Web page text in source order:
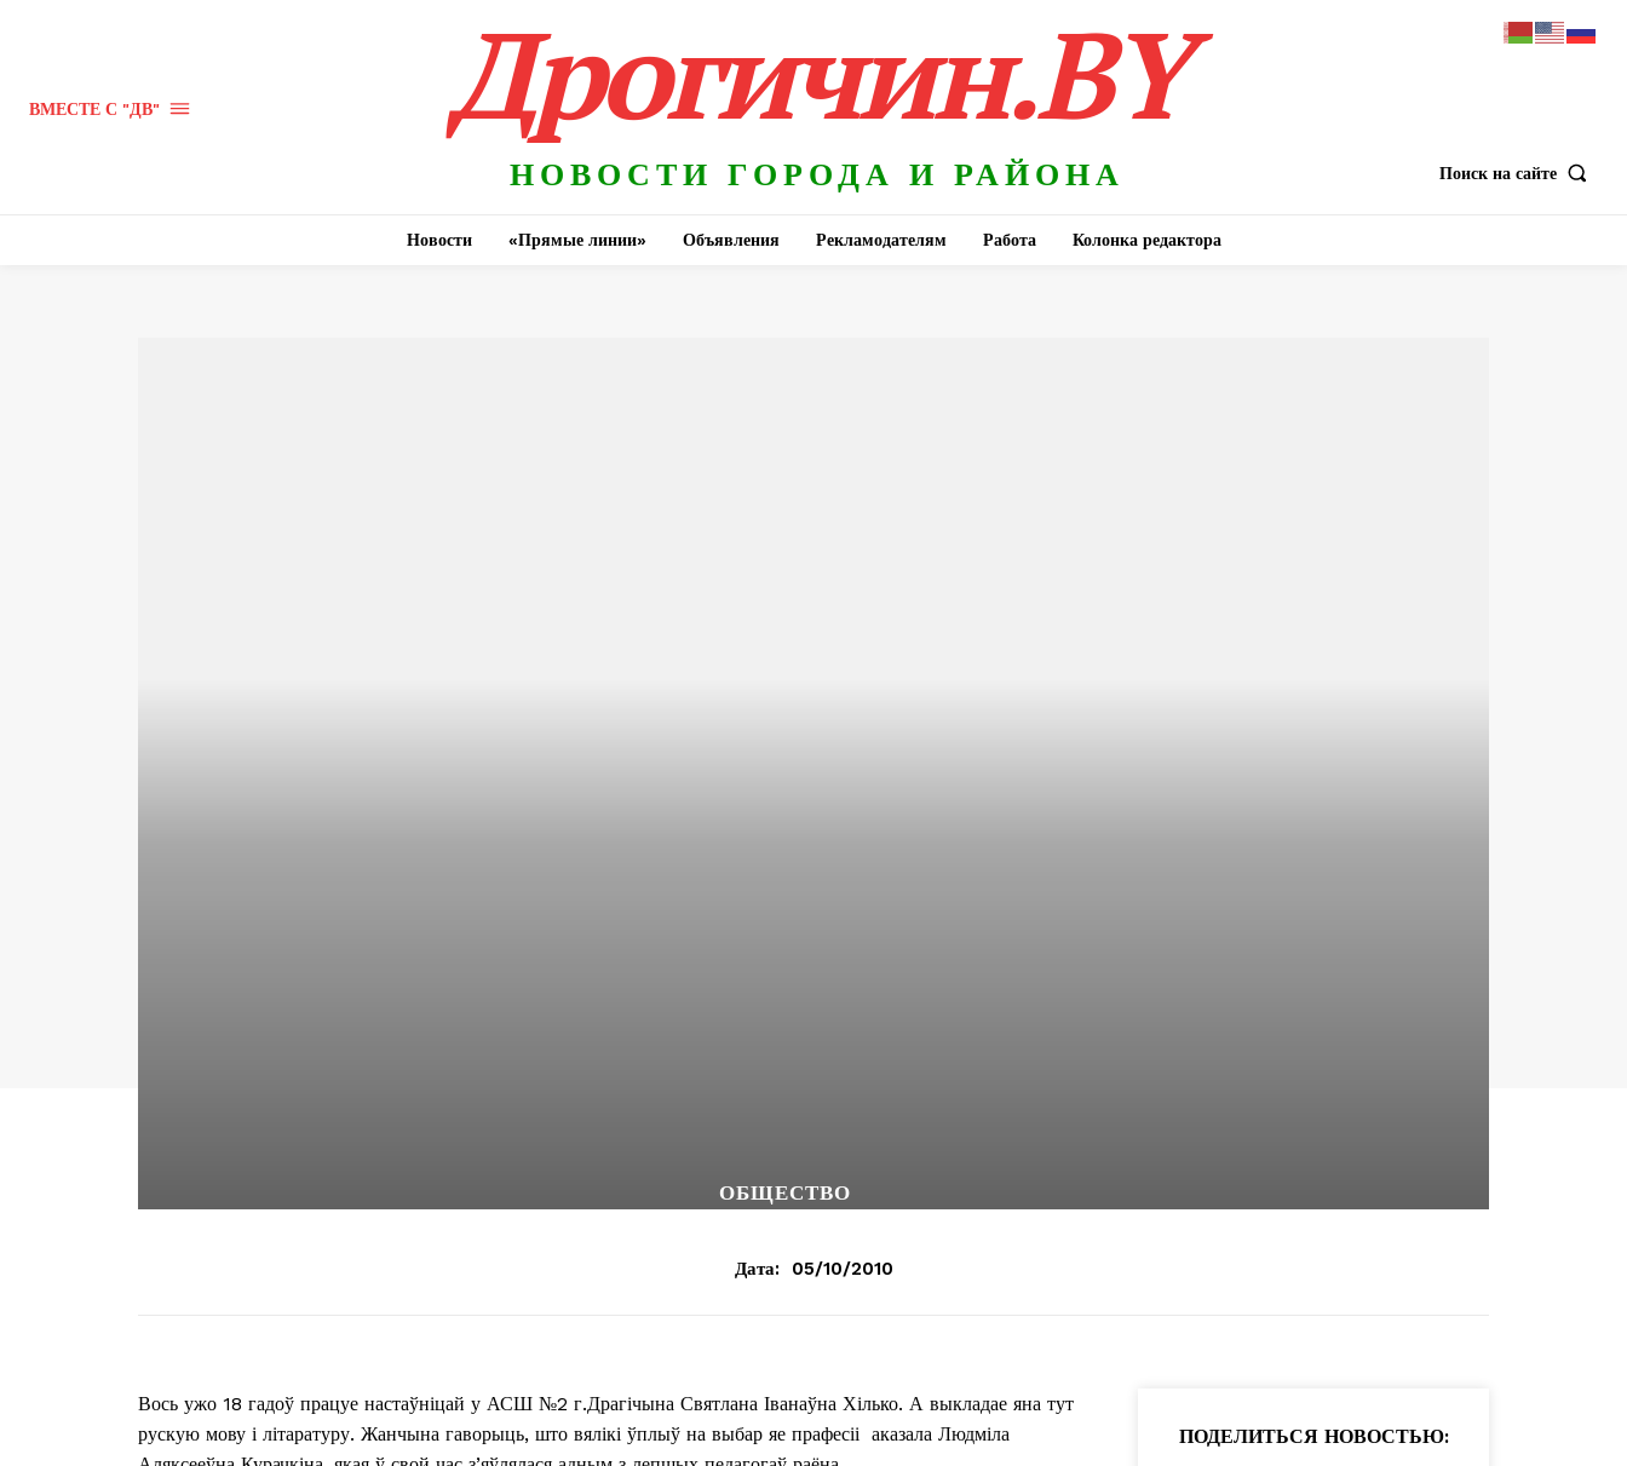
ВМЕСТЕ С "ДВ" Дрогичин.BY
НОВОСТИ ГОРОДА И РАЙОНА Поиск на сайте
Новости «Прямые линии» Объявления Рекламодателям Работа Колонка редактора
ОБЩЕСТВО
Дата: 05/10/2010
Вось ужо 18 гадоў працуе настаўніцай у АСШ №2 г.Драгічына Святлана Іванаўна Хілько. А выкладае яна тут
рускую мову і літаратуру. Жанчына гаворыць, што вялікі ўплыў на выбар яе прафесіі аказала Людміла
ПОДЕЛИТЬСЯ НОВОСТЬЮ: